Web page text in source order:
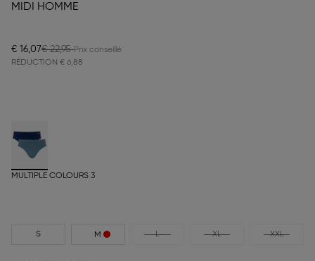
MIDI HOMME
€ 16,07€ 22,95
RÉDUCTION € 6,88
MULTIPLE COLOURS 3
S M L XL XXL